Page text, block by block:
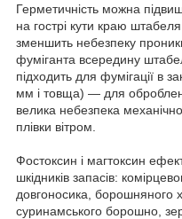
Герметичність можна
на гострі кути краю
зменшить небезпеку
фуміганта всередину
підходить для фумігації в
мм і товща) — для
велика небезпека
плівки вітром.
Фостоксин і магтоксин
шкідників запасів:
довгоносика, борошняного
суринамського борошно,